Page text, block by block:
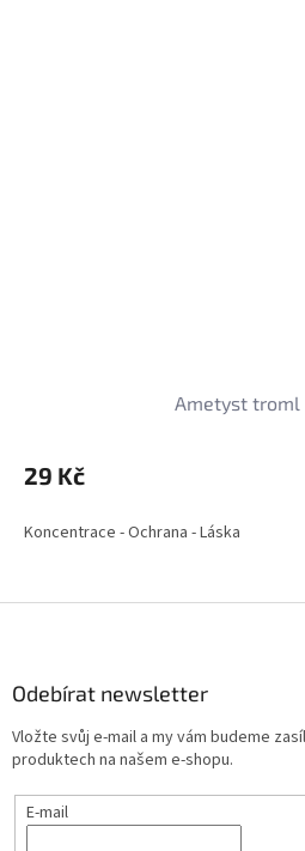
Ametyst troml
29 Kč
Koncentrace - Ochrana - Láska
Odebírat newsletter
Vložte svůj e-mail a my vám budeme
produktech na našem e-shopu.
E-mail